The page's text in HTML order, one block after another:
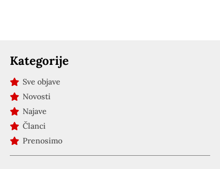
Kategorije
Sve objave
Novosti
Najave
Članci
Prenosimo